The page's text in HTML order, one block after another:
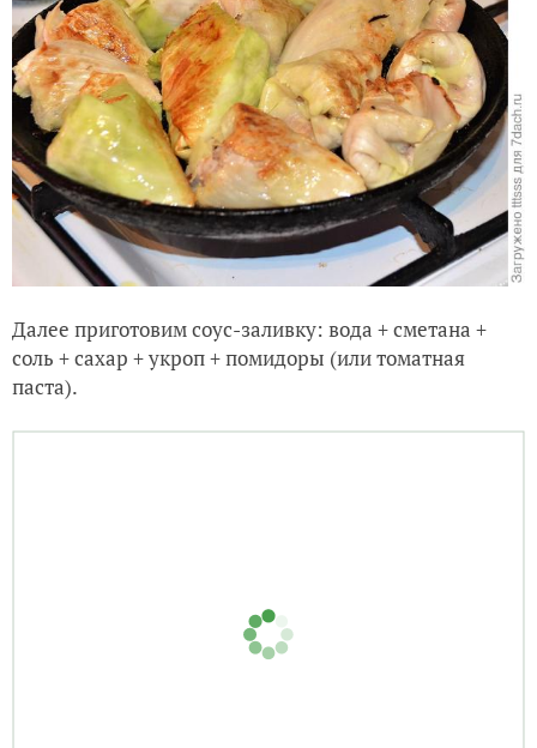
Далее приготовим соус-заливку:
вода + сметана +
паста).